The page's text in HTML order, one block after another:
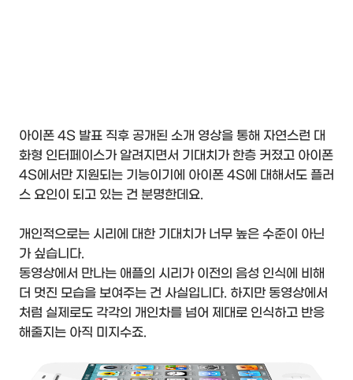
아이폰 4S 발표 직후 공개된 소개 영상을 통해 자연스런 대
화형 인터페이스가 알려지면서 기대치가 한층 커졌고 아이폰
4S에서만 지원되는 기능이기에 아이폰 4S에 대해서도 플러
스 요인이 되고 있는 건 분명한데요.
개인적으로는 시리에 대한 기대치가 너무 높은 수준이 아닌
가 싶습니다.
동영상에서 만나는 애플의 시리가 이전의 음성 인식에 비해
더 멋진 모습을 보여주는 건 사실입니다. 하지만 동영상에서
처럼 실제로도 각각의 개인차를 넘어 제대로 인식하고 반응
해줄지는 아직 미지수죠.